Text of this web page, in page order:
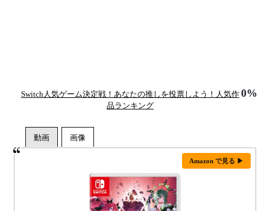
Switch人気ゲーム決定戦！あなたの推しを投票しよう！人気作
品ランキング
0%
Amazon で見る ▶